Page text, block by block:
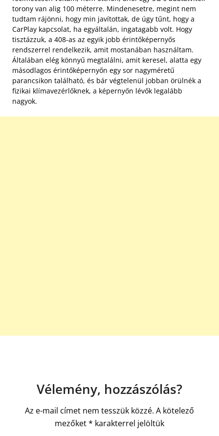
torony van alig 100 méterre. Mindenesetre, megint nem
tudtam rájönni, hogy min javítottak, de úgy tűnt, hogy a
CarPlay kapcsolat, ha egyáltalán, ingatagabb volt. Hogy
tisztázzuk, a 408-as az egyik jobb érintőképernyős
rendszerrel rendelkezik, amit mostanában használtam.
Általában elég könnyű megtalálni, amit keresel, alatta egy
másodlagos érintőképernyőn egy sor nagyméretű
parancsikon található, és bár végtelenül jobban örülnék a
fizikai klímavezérlőknek, a képernyőn lévők legalább
nagyok.
Vélemény, hozzászólás?
Az e-mail címet nem tesszük közzé. A kötelező
mezőket* karakterrel jelöltük